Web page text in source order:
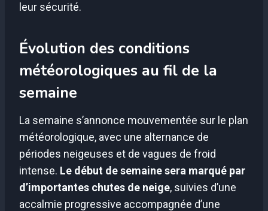
leur sécurité.
Évolution des conditions
météorologiques au fil de la
semaine
La semaine s’annonce mouvementée sur le plan
météorologique, avec une alternance de
périodes neigeuses et de vagues de froid
intense. Le début de semaine sera marqué par
d’importantes chutes de neige, suivies d’une
accalmie progressive accompagnée d’une